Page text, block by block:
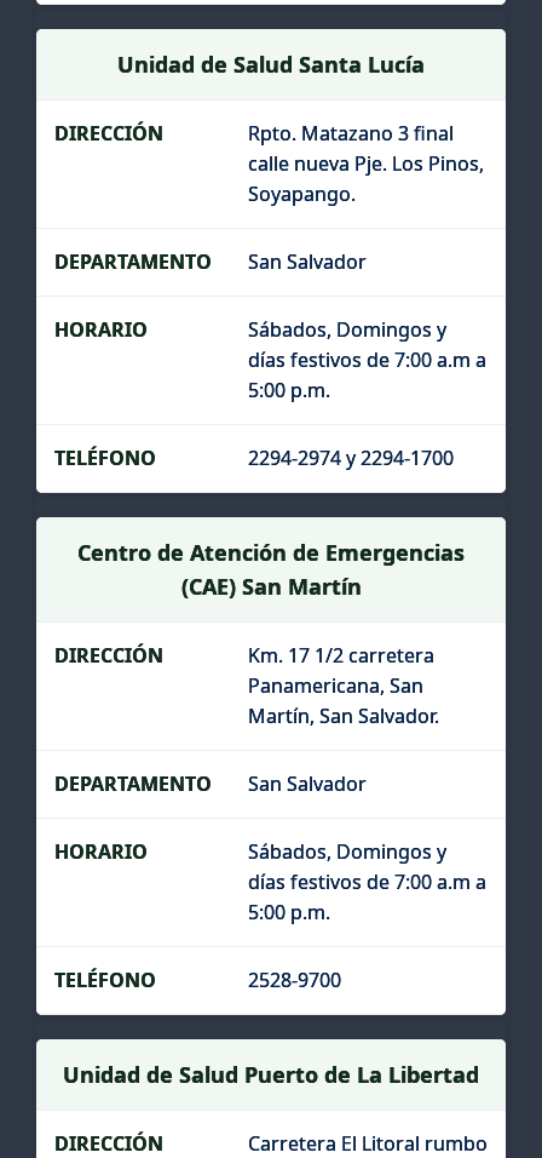
Unidad de Salud Santa Lucía
Rpto. Matazano 3 final
calle nueva Pje. Los Pinos,
Soyapango.
San Salvador
Sábados, Domingos y
días festivos de 7:00 a.m a
5:00 p.m.
2294-2974 y 2294-1700
Centro de Atención de Emergencias
(CAE) San Martín
Km. 17 1/2 carretera
Panamericana, San
Martín, San Salvador.
San Salvador
Sábados, Domingos y
días festivos de 7:00 a.m a
5:00 p.m.
2528-9700
Unidad de Salud Puerto de La Libertad
Carretera El Litoral rumbo